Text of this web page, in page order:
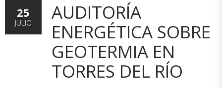
AUDITORÍA
ENERGÉTICA SOBRE
GEOTERMIA EN
TORRES DEL RÍO
25
JULIO